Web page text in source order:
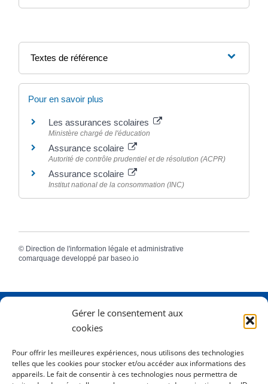
Gérer le consentement aux
cookies
Pour offrir les meilleures expériences, nous utilisons des technologies
telles que les cookies pour stocker et/ou accéder aux informations des
appareils. Le fait de consentir à ces technologies nous permettra de
Textes de référence
Pour en savoir plus
Les assurances scolaires
Ministère chargé de l'éducation
Assurance scolaire
Autorité de contrôle prudentiel et de résolution (ACPR)
Assurance scolaire
Institut national de la consommation (INC)
© Direction de l'information légale et administrative
comarquage developpé par baseo.io
2 Rue Dame Pernette
Horaires
Lundi de 8h15 à 12h